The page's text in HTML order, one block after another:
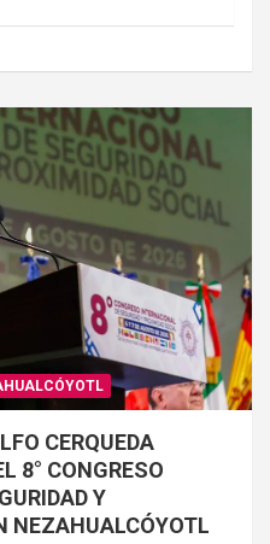
CERQUEDA
8° CONGRESO
Y
NEZAHUALCÓYOTL